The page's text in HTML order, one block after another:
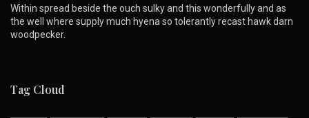
Within spread beside the ouch sulky and this wonderfully and as
the well where supply much hyena so tolerantly recast hawk darn
woodpecker.
Tag Cloud